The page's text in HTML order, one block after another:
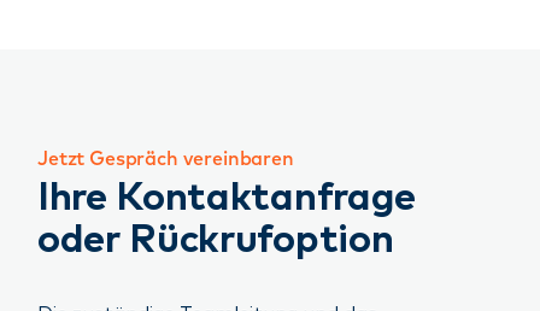
Jetzt Gespräch vereinbaren
Ihre Kontaktanfrage
oder Rückrufoption